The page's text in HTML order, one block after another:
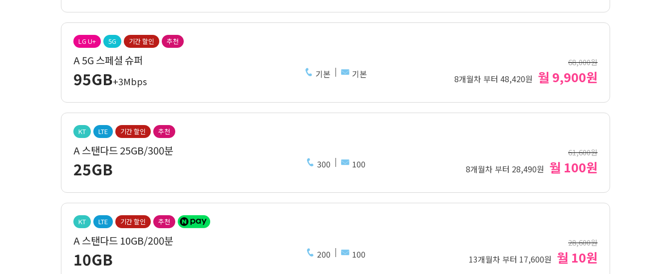
LG U+ 5G 기간 할인 추천
A 5G 스페셜 슈퍼 68,000원
95GB+3Mbps
기본 기본 8개월차 부터 48,420원 월 9,900원
KT LTE 기간 할인 추천
A 스탠다드 25GB/300분 61,600원
25GB 300 100 8개월차 부터 28,490원 월 100원
KT LTE 기간 할인 추천
A 스탠다드 10GB/200분 28,600원
10GB 200 100 13개월차 부터 17,600원 월 10원